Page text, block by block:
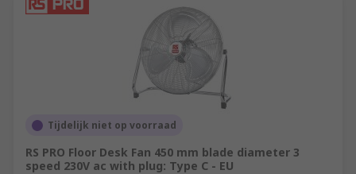
Tijdelijk niet op voorraad
RS PRO Floor Desk Fan 450 mm blade diameter 3
speed 230V ac with plug: Type C - EU